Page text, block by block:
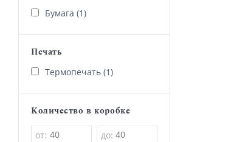
Бумага (1)
Печать
Термопечать (1)
Количество в коробке
от: до: